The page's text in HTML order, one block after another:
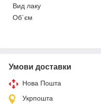
Вид лаку
Об`єм
Умови доставки
Нова Пошта
Укрпошта